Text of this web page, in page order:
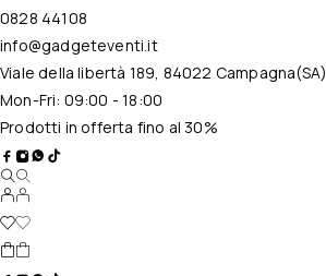
0828 44108
info@gadgeteventi.it
Viale della libertà 189, 84022 Campagna(SA)
Mon-Fri: 09:00 - 18:00
Prodotti in offerta fino al 30%